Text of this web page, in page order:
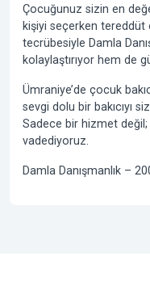
Çocuğunuz sizin en
kişiyi seçerken
tecrübesiyle Damla
kolaylaştırıyor hem de
Ümraniye’de çocuk
sevgi dolu bir bakıcıyı
Sadece bir hizmet değil;
vadediyoruz.
Damla Danışmanlık –